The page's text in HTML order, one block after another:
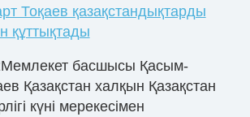
Тоқаев қазақстандықтарды
құттықтады
басшысы Қасым-
Қазақстан халқын Қазақстан
күні мерекесімен